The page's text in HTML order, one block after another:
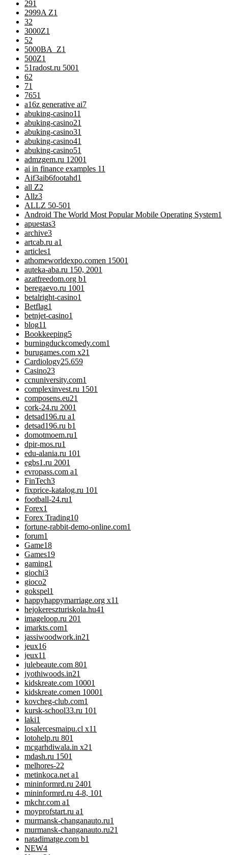
291
2999A Z1
32
3000Z1
52
5000BA_Z1
500Z1
51radost.ru 5001
62
71
7651
a16z generative ai7
abuking-casino11
abuking-casino21
abuking-casino31
abuking-casino41
abuking-casino51
admzgem.ru 12001
ai in finance examples 11
Aif3aib6footahd1
all Z2
Allz3
ALLZ 50-501
Android The World Most Popular Mobile Operating System1
apuestas3
archive3
artcab.ru a1
articles1
athomeworldexpo.comen 15001
auteka-aba.ru 150, 2001
azatfreedom.org b1
beregaevo.ru 1001
betalright-casino1
Betflag1
betnjet-casino1
blog11
Bookkeeping5
burningduckcomedy.com1
burugames.com x21
Cardiology25.659
Casino23
ccnuniversity.com1
complexinvest.ru 1501
composens.eu21
cork-24.ru 2001
detsad196.ru a1
detsad196.ru b1
domotmoem.ru1
dpir-mos.ru1
edu-alania.ru 101
egbs1.ru 2001
evropass.com a1
FinTech3
fixprice-katalog.ru 101
football-24.ru1
Forex1
Forex Trading10
fortune-rabbit-demo-online.com1
forum1
Game18
Games19
gaming1
giochi3
gioco2
gokspel1
happyhappymarriage.org x11
hejokereszturiskola.hu41
imageloop.ru 201
imarkts.com1
jassiwoodwork.in21
jeux16
jeux11
julebeaute.com 801
jyothiwoods.in21
kidskreate.com 10001
kidskreate.comen 10001
kovcheg-club.com1
kursk-school33.ru 101
laki1
losalercesmaipu.cl x11
lotohelp.ru 801
mcgarhdiwala.in x21
mdash.ru 1501
melhores-22
metinkoca.net a1
mininformrd.ru 2401
mininformrd.ru 4-8, 101
mkchr.com a1
moyprofstart.ru a1
murmansk-changanauto.ru1
murmansk-changanauto.ru21
natadimatge.com b1
NEW4